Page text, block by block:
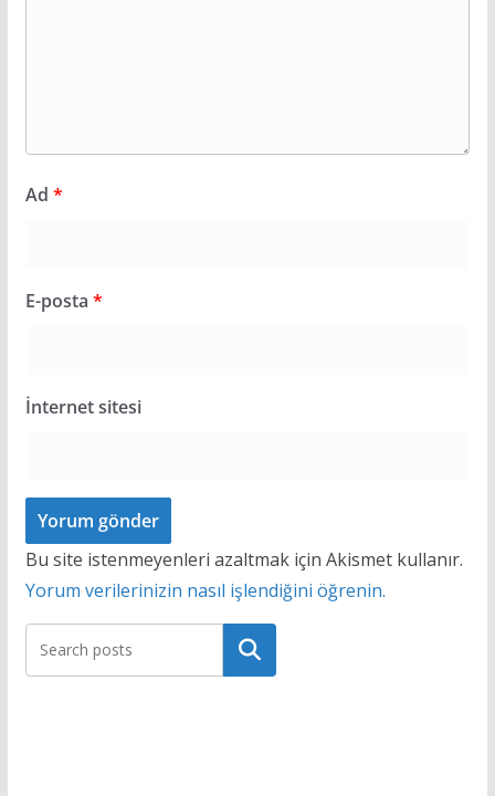
Ad *
E-posta *
İnternet sitesi
Bu site istenmeyenleri azaltmak için Akismet kullanır.
Yorum verilerinizin nasıl işlendiğini öğrenin.
Ara